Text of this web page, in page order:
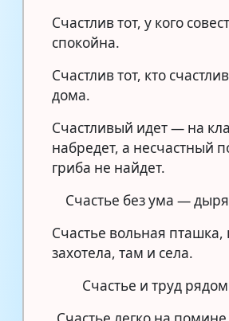
Счастлив тот, у кого
спокойна.
Счастлив тот, кто
дома.
Счастливый идет — на
набредет, а несчастный
гриба не найдет.
Счастье без ума —
Счастье вольная пташка,
захотела, там и села.
Счастье и труд